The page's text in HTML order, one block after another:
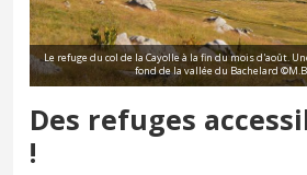
Le refuge du col de la Cayolle à la fin du mois d'août.
fond de la vallée du Bachelard
Des refuges
!